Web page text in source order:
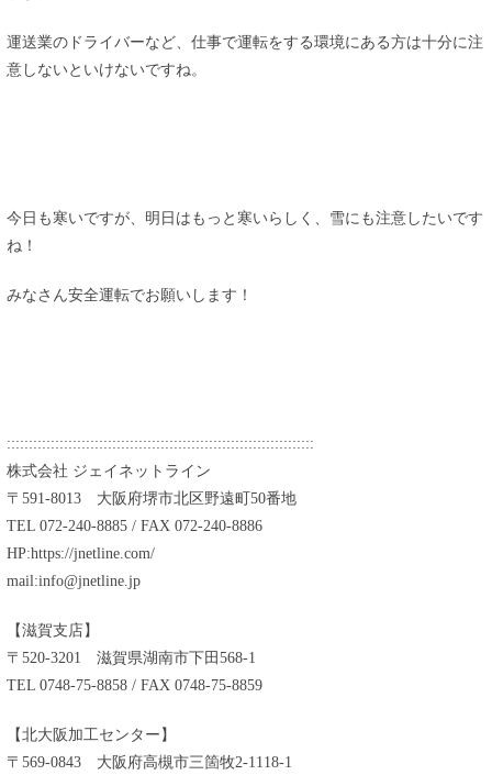
運送業のドライバーなど、仕事で運転をする環境にある方は十分に注
意しないといけないですね。
今日も寒いですが、明日はもっと寒いらしく、雪にも注意したいです
ね！
みなさん安全運転でお願いします！
::::::::::::::::::::::::::::::::::::::::::::::::::::::::::::::::::::::
株式会社 ジェイネットライン
〒591-8013 大阪府堺市北区野遠町50番地
TEL 072-240-8885 / FAX 072-240-8886
HP:https://jnetline.com/
mail:info@jnetline.jp
【滋賀支店】
〒520-3201 滋賀県湖南市下田568-1
TEL 0748-75-8858 / FAX 0748-75-8859
【北大阪加工センター】
〒569-0843 大阪府高槻市三箇牧2-1118-1